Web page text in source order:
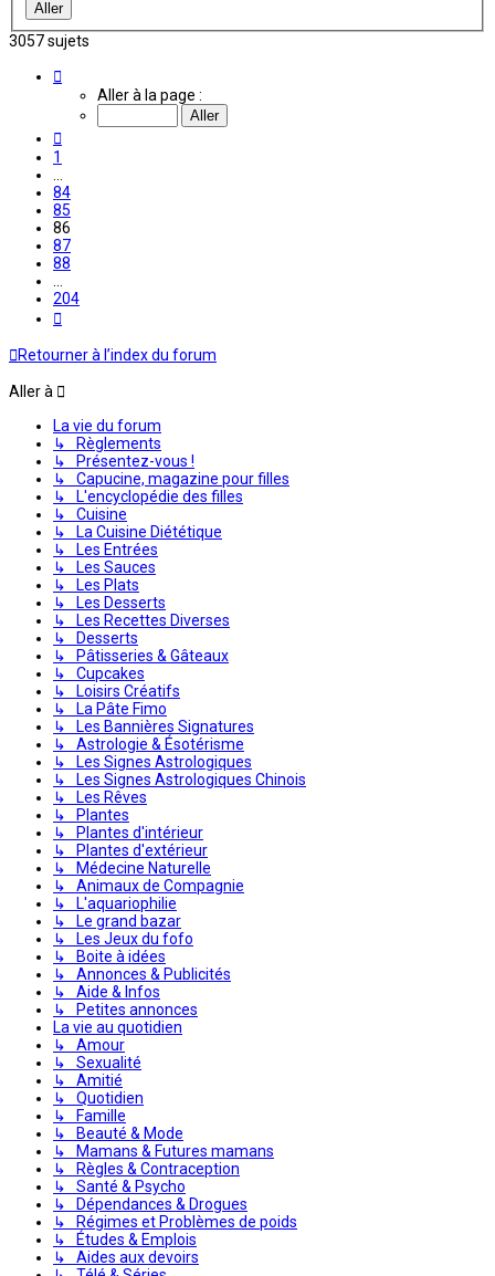
3057 sujets
Aller à la page :
1
84
85
86
87
88
204
Retourner à l’index du forum
Aller à
La vie du forum
↳ Règlements
↳ Présentez-vous !
↳ Capucine, magazine pour filles
↳ L'encyclopédie des filles
↳ Cuisine
↳ La Cuisine Diététique
↳ Les Entrées
↳ Les Sauces
↳ Les Plats
↳ Les Desserts
↳ Les Recettes Diverses
↳ Desserts
↳ Pâtisseries & Gâteaux
↳ Cupcakes
↳ Loisirs Créatifs
↳ La Pâte Fimo
↳ Les Bannières Signatures
↳ Astrologie & Ésotérisme
↳ Les Signes Astrologiques
↳ Les Signes Astrologiques Chinois
↳ Les Rêves
↳ Plantes
↳ Plantes d'intérieur
↳ Plantes d'extérieur
↳ Médecine Naturelle
↳ Animaux de Compagnie
↳ L'aquariophilie
↳ Le grand bazar
↳ Les Jeux du fofo
↳ Boite à idées
↳ Annonces & Publicités
↳ Aide & Infos
↳ Petites annonces
La vie au quotidien
↳ Amour
↳ Sexualité
↳ Amitié
↳ Quotidien
↳ Famille
↳ Beauté & Mode
↳ Mamans & Futures mamans
↳ Règles & Contraception
↳ Santé & Psycho
↳ Dépendances & Drogues
↳ Régimes et Problèmes de poids
↳ Études & Emplois
↳ Aides aux devoirs